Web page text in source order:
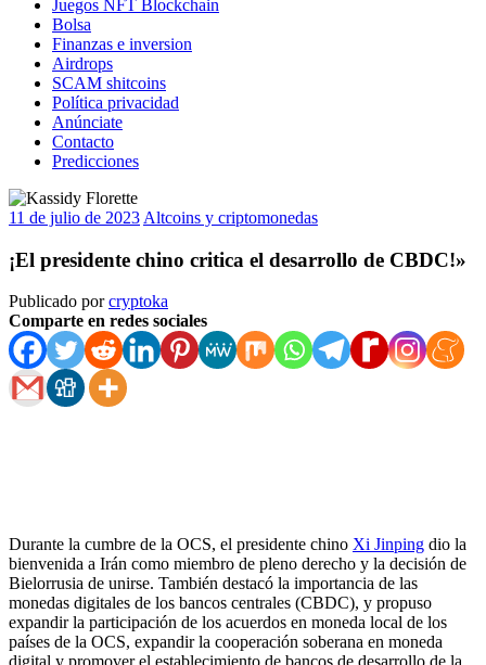
Juegos NFT Blockchain
Bolsa
Finanzas e inversion
Airdrops
SCAM shitcoins
Política privacidad
Anúnciate
Contacto
Predicciones
11 de julio de 2023 Altcoins y criptomonedas
¡El presidente chino critica el desarrollo de CBDC!»
Publicado porcryptoka
Comparte en redes sociales
Durante la cumbre de la OCS, el presidente chino Xi Jinping dio la
bienvenida a Irán como miembro de pleno derecho y la decisión de
Bielorrusia de unirse. También destacó la importancia de las
monedas digitales de los bancos centrales (CBDC), y propuso
expandir la participación de los acuerdos en moneda local de los
países de la OCS, expandir la cooperación soberana en moneda